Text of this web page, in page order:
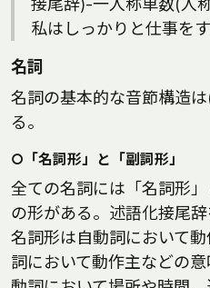
接尾辞)-一人称単数(人
私はしっかりと仕事を
名詞
名詞の基本的な音節構造
る。
○「名詞形」と「副詞形」
全ての名詞には「名詞形
の形がある。述語化接尾
名詞形は自動詞において
詞において動作主などの